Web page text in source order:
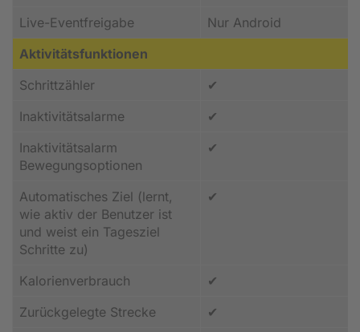
Live-Eventfreigabe
Nur Android
Aktivitätsfunktionen
Schrittzähler
✔
Inaktivitätsalarme
✔
Inaktivitätsalarm
Bewegungsoptionen
✔
Automatisches Ziel (lernt,
wie aktiv der Benutzer ist
und weist ein Tagesziel
Schritte zu)
✔
Kalorienverbrauch
✔
Zurückgelegte Strecke
✔